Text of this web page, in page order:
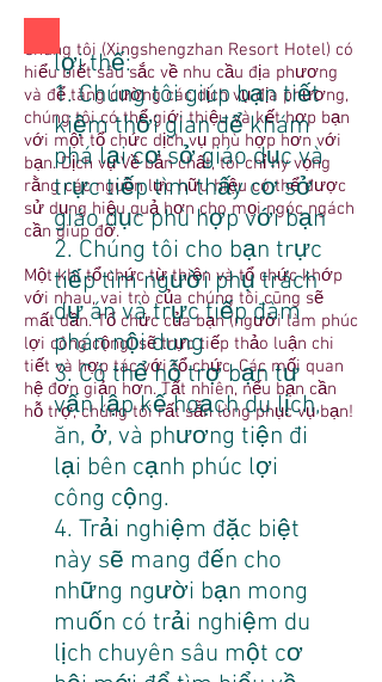
Chúng tôi (Xingshengzhan Resort Hotel) có
hiểu biết sâu sắc về nhu cầu địa phương
và để tăng cường các dịch vụ địa phương,
chúng tôi có thể giới thiệu và kết hợp bạn
với một tổ chức dịch vụ phù hợp hơn với
bạn. Dịch vụ Về bản chất, tôi chỉ hy vọng
rằng các nguồn lực hữu hiệu có thể được
sử dụng hiệu quả hơn cho mọi ngóc ngách
cần giúp đỡ.
Một khi tổ chức từ thiện và tổ chức khớp
với nhau, vai trò của chúng tôi cũng sẽ
mất dần. Tổ chức của bạn (người làm phúc
lợi công cộng) sẽ trực tiếp thảo luận chi
tiết và hợp tác với tổ chức. Các mối quan
hệ đơn giản hơn. Tất nhiên, nếu bạn cần
hỗ trợ, chúng tôi rất sẵn lòng phục vụ bạn!
lợi thế:
1. Chúng tôi giúp bạn tiết
kiệm thời gian để khám
phá lại cơ sở giáo dục và
trực tiếp tìm thấy cơ sở
giáo dục phù hợp với bạn
2. Chúng tôi cho bạn trực
tiếp tìm người phụ trách
dự án và trực tiếp đàm
phán nội dung
3. Có thể hỗ trợ bạn tư
vấn lập kế hoạch du lịch,
ăn, ở, và phương tiện đi
lại bên cạnh phúc lợi
công cộng.
4. Trải nghiệm đặc biệt
này sẽ mang đến cho
những người bạn mong
muốn có trải nghiệm du
lịch chuyên sâu một cơ